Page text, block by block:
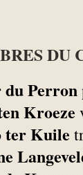
DU
du Perron
Kroeze
ter Kuile